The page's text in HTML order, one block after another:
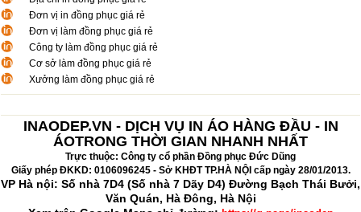
Đơn vị in đồng phục giá rẻ
Đơn vị làm đồng phục giá rẻ
Công ty làm đồng phục giá rẻ
Cơ sở làm đồng phục giá rẻ
Xưởng làm đồng phục giá rẻ
INAODEP.VN - DỊCH VỤ IN ÁO HÀNG ĐẦU - IN
ÁOTRONG THỜI GIAN NHANH NHẤT
Trực thuộc: Công ty cổ phần Đồng phục Đức Dũng
Giấy phép ĐKKD: 0106096245 - Sở KHĐT TP.HÀ NỘI cấp ngày 28/01/2013.
VP Hà nội: Số nhà 7D4 (Số nhà 7 Dãy D4) Đường Bạch Thái Bưởi,
Văn Quán, Hà Đông, Hà Nội